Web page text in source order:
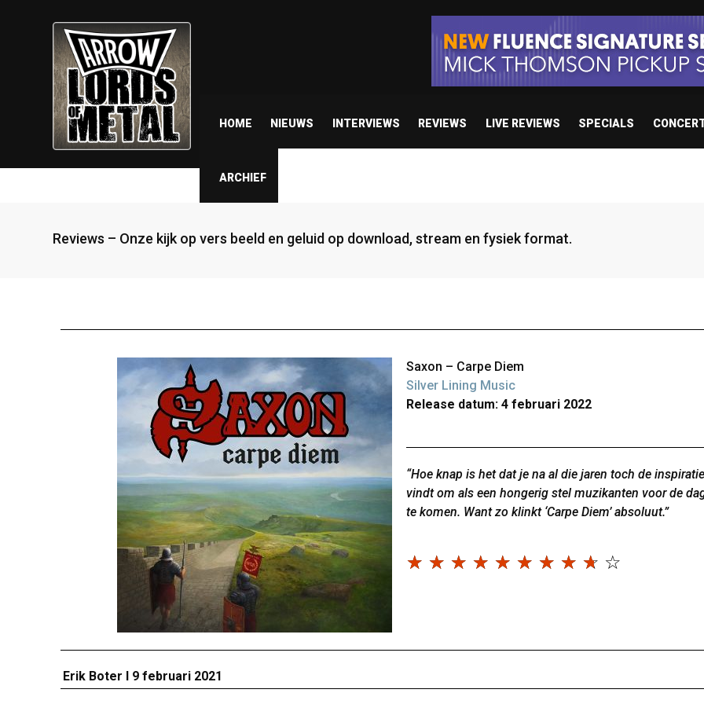
HOME NIEUWS INTERVIEWS REVIEWS LIVE REVIEWS SPECIALS
ARCHIEF
Reviews – Onze kijk op vers beeld en geluid op download, stream en fysiek format.
Saxon – Carpe Diem
Silver Lining Music
Release datum: 4 februari 2022
“Hoe knap is het dat je na al die jaren toch de inspiratie
vindt om als een hongerig stel muzikanten voor de
te komen. Want zo klinkt ‘Carpe Diem’ absoluut.”
☆ ☆ ☆ ☆ ☆ ☆ ☆ ☆ ☆ ☆
Erik Boter I 9 februari 2021